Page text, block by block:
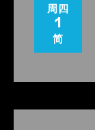
周四
1
简